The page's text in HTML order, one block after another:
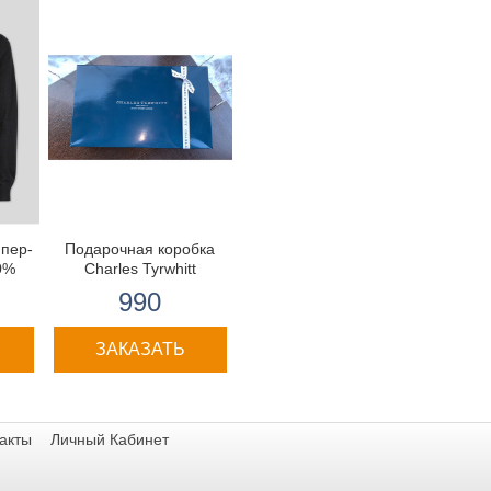
Подарочная коробка
Charles Tyrwhitt
990
ЗАКАЗАТЬ
Личный Кабинет